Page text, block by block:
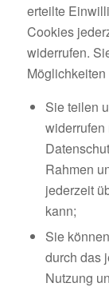
erteilte
Cookies
widerrufen.
Möglichkeiten
Sie teilen
widerrufen
Rahmen
jederzeit
kann;
Sie
durch das
Nutzung